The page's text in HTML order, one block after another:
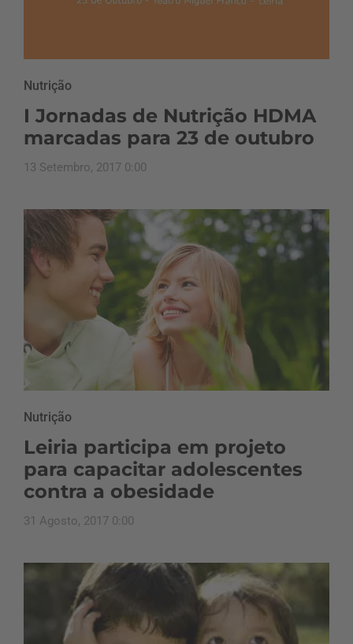
Nutrição
I Jornadas de Nutrição HDMA
marcadas para 23 de outubro
13 Setembro, 2017 0:00
Nutrição
Leiria participa em projeto
para capacitar adolescentes
contra a obesidade
31 Agosto, 2017 0:00